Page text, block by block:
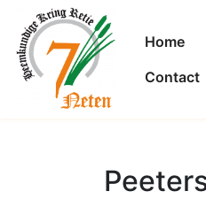
Home
Contact